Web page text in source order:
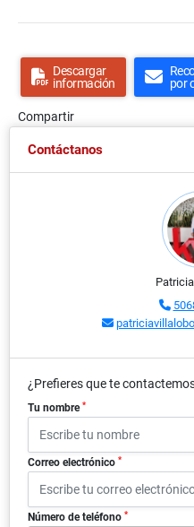
Descargar
información
por
Compartir
Contáctanos
¿Prefieres que te
Tu nombre *
Correo electrónico *
Número de teléfono *